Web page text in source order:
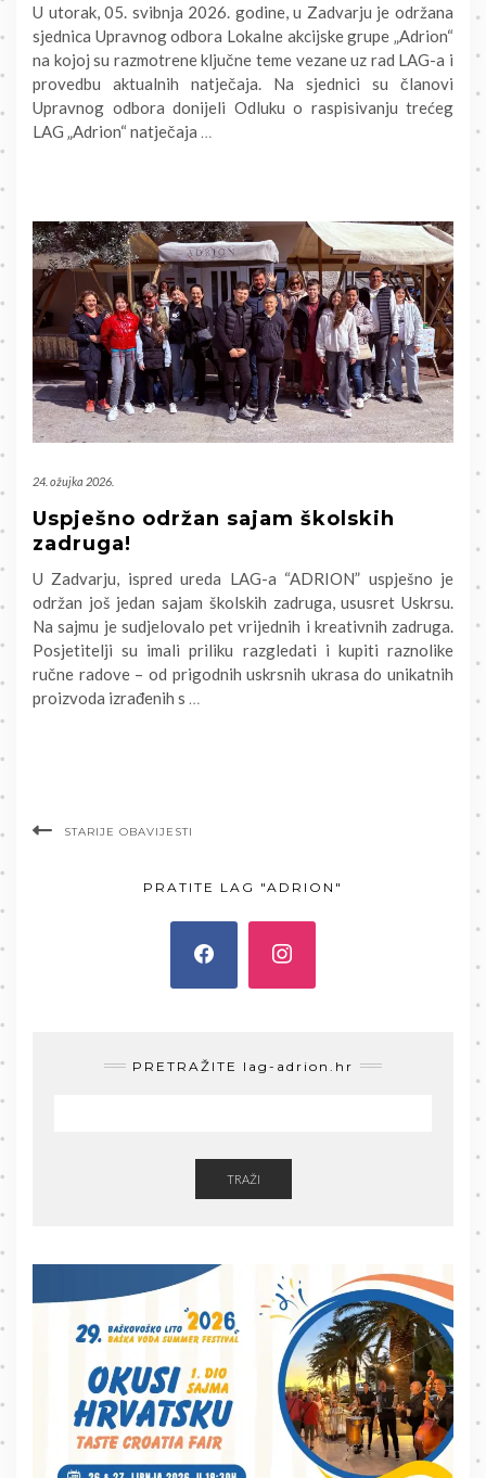
U utorak, 05. svibnja 2026. godine, u Zadvarju je održana
sjednica Upravnog odbora Lokalne akcijske grupe „Adrion“
na kojoj su razmotrene ključne teme vezane uz rad LAG-a i
provedbu aktualnih natječaja. Na sjednici su članovi
Upravnog odbora donijeli Odluku o raspisivanju trećeg
LAG „Adrion“ natječaja …
24. ožujka 2026.
Uspješno održan sajam školskih
zadruga!
U Zadvarju, ispred ureda LAG-a “ADRION” uspješno je
održan još jedan sajam školskih zadruga, ususret Uskrsu.
Na sajmu je sudjelovalo pet vrijednih i kreativnih zadruga.
Posjetitelji su imali priliku razgledati i kupiti raznolike
ručne radove – od prigodnih uskrsnih ukrasa do unikatnih
proizvoda izrađenih s …
STARIJE OBAVIJESTI
PRATITE LAG "ADRION"
PRETRAŽITE lag-adrion.hr
TRAŽI